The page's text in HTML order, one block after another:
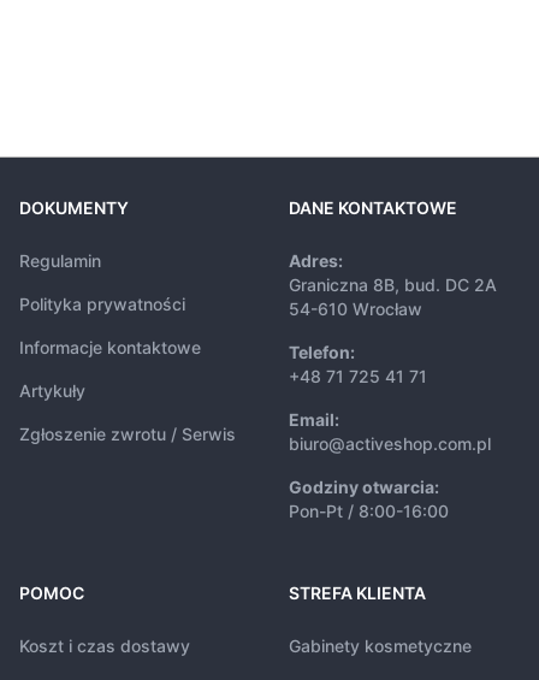
DOKUMENTY
Regulamin
Polityka prywatności
Informacje kontaktowe
Artykuły
Zgłoszenie zwrotu / Serwis
DANE KONTAKTOWE
Adres:
Graniczna 8B, bud. DC 2A
54-610 Wrocław
Telefon:
+48 71 725 41 71
Email:
biuro@activeshop.com.pl
Godziny otwarcia:
Pon-Pt / 8:00-16:00
POMOC
Koszt i czas dostawy
STREFA KLIENTA
Gabinety kosmetyczne